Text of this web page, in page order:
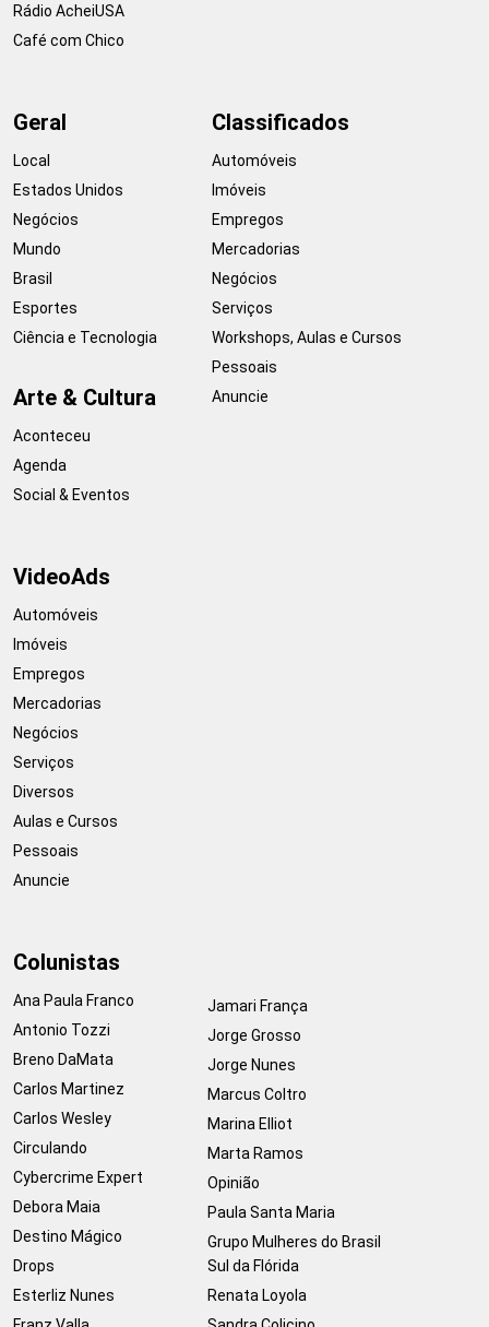
Rádio AcheiUSA
Café com Chico
Geral
Local
Estados Unidos
Negócios
Mundo
Brasil
Esportes
Ciência e Tecnologia
Arte & Cultura
Aconteceu
Agenda
Social & Eventos
Classificados
Automóveis
Imóveis
Empregos
Mercadorias
Negócios
Serviços
Workshops, Aulas e Cursos
Pessoais
Anuncie
VideoAds
Automóveis
Imóveis
Empregos
Mercadorias
Negócios
Serviços
Diversos
Aulas e Cursos
Pessoais
Anuncie
Colunistas
Ana Paula Franco
Antonio Tozzi
Breno DaMata
Carlos Martinez
Carlos Wesley
Circulando
Cybercrime Expert
Debora Maia
Destino Mágico
Drops
Esterliz Nunes
Jamari França
Jorge Grosso
Jorge Nunes
Marcus Coltro
Marina Elliot
Marta Ramos
Opinião
Paula Santa Maria
Grupo Mulheres do Brasil
Sul da Flórida
Renata Loyola